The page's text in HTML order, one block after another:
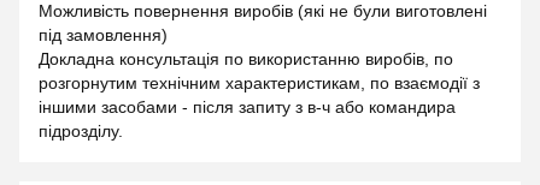
Можливість повернення виробів (які не були виготовлені
під замовлення)
Докладна консультація по використанню виробів, по
розгорнутим технічним характеристикам, по взаємодії з
іншими засобами - після запиту з в-ч або командира
підрозділу.